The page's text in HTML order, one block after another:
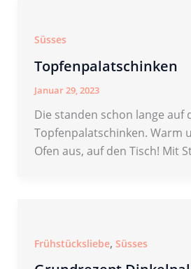
Süsses
Topfenpalatschinken
Januar 29, 2023
Die standen schon lange auf
Topfenpalatschinken. Warm
Ofen aus, auf den Tisch! Mit
Frühstücksliebe, Süsses